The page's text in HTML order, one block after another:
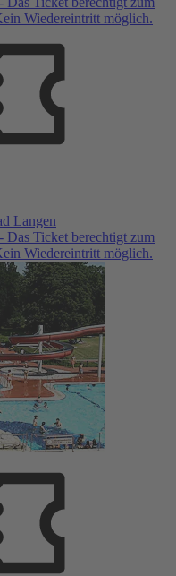
Wiedereintritt möglich.
Langen
Das Ticket berechtigt zum
Wiedereintritt möglich.